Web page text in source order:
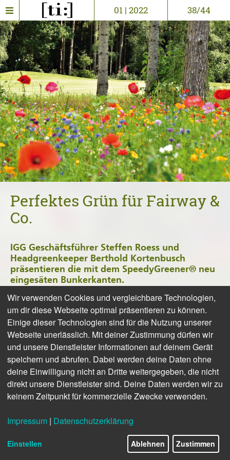
01 | 2022 38/44
Perfektes Grün für Fairway &
Co.
IGG Geschäftsführer Steffen Roess und
Headgreenkeeper Berthold Kortenbusch
präsentieren die mit dem SpeedyGreener® neu
eingesäten Bunkerkanten.
Wenig Regen im Frühjahr, lange Hitzeperioden im Sommer
– der Klimawandel hinterlässt seine Spuren: trockene
Rasenflächen, erosionsgefährdete Böschungen und
Insekten, die keine Nahrung mehr finden. Die Neuansaat
von Rasen oder Blühwiesen ist zeitaufwendig und
arbeitsintensiv. Nicht so mit dem „SpeedyGreener®“. Bei
ihrer Premiere in Deutschland zeigte die
Nassansaatmaschine im letzten Sommer auf den Bahnen
des Golfclubs Vechta-Welpe, was in ihr steckt. Thomas und
Geschäftsführer des Twistringer Unternehmens IGG haben
das innovative Gerät auf den deutschen Markt gebracht.
Wir verwenden Cookies und vergleichbare Technologien,
um dir diese Webseite optimal präsentieren zu können.
Einige dieser Technologien sind für die Nutzung unserer
Webseite unerlässlich. Mit deiner Zustimmung dürfen wir
und unsere Dienstleister Informationen auf deinem Gerät
speichern und abrufen. Dabei werden deine Daten ohne
deine Einwilligung nicht an Dritte weitergegeben, die nicht
direkt unsere Dienstleister sind. Deine Daten werden wir zu
keinem Zeitpunkt für kommerzielle Zwecke verwenden.
Impressum | Datenschutzerklärung
Einstellen Ablehnen Zustimmen